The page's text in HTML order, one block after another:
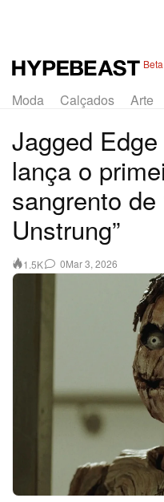
Beta
Moda Calçados Arte
Jagged
lança o
sangrento de
Unstrung”
1.5K 0Mar 3, 2026